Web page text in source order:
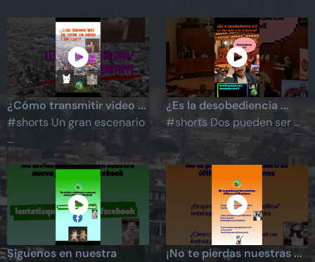
¿Cómo transmitir video ...
#shorts Un gran escenario
...
¿Es la desobediencia ...
#shorts Dos pueden ser ...
Siguenos en nuestra
¡No te pierdas nuestras ...